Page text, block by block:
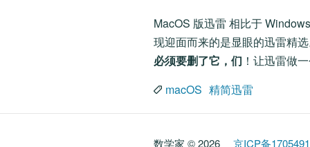
MacOS 版迅雷 相比于
现迎面而来的是显眼的迅雷精
必须要删了它，们 ！让迅雷做
macOS 精简迅雷
数学家 © 2026 京ICP备